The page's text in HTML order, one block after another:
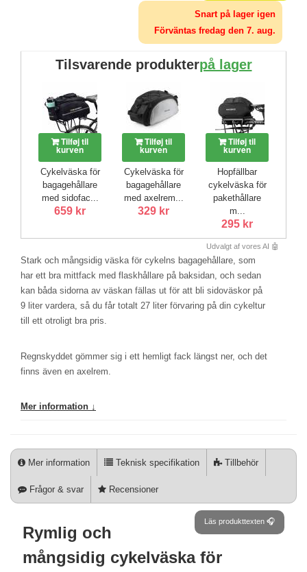
Snart på lager igen
Förväntas fredag ​​den 7. aug.
Tilsvarende produkterpå lager
Tilføj til
kurven
Cykelväska för
bagagehållare
med sidofac...
659 kr
Tilføj til
kurven
Cykelväska för
bagagehållare
med axelrem...
329 kr
Tilføj til
kurven
Hopfällbar
cykelväska för
pakethållare
m...
295 kr
Udvalgt af vores AI 🤖
Stark och mångsidig väska för cykelns bagagehållare, som
har ett bra mittfack med flaskhållare på baksidan, och sedan
kan båda sidorna av väskan fällas ut för att bli sidoväskor på
9 liter vardera, så du får totalt 27 liter förvaring på din cykeltur
till ett otroligt bra pris.
Regnskyddet gömmer sig i ett hemligt fack längst ner, och det
finns även en axelrem.
Mer information ↓
Mer information Teknisk specifikation Tillbehör
Frågor & svar Recensioner
Läs produkttexten 🎧
Rymlig och
mångsidig cykelväska för